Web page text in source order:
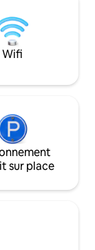
est complétée
fenêtre, vous
magnifique sur le
Navarino.
Wifi
sur place